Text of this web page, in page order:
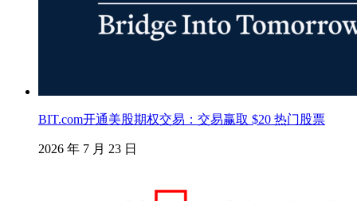
BIT.com开通美股期权交易：交易赢取 $20 热门股票
2026 年 7 月 23 日